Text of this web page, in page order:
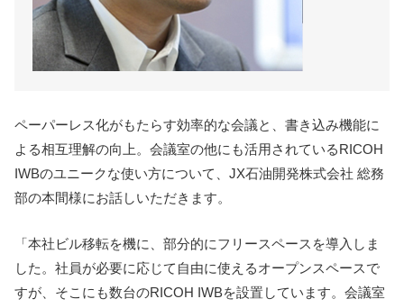
ペーパーレス化がもたらす効率的な会議と、書き込み機能に
よる相互理解の向上。会議室の他にも活用されているRICOH
IWBのユニークな使い方について、JX石油開発株式会社 総務
部の本間様にお話しいただきます。
「本社ビル移転を機に、部分的にフリースペースを導入しま
した。社員が必要に応じて自由に使えるオープンスペースで
すが、そこにも数台のRICOH IWBを設置しています。会議室